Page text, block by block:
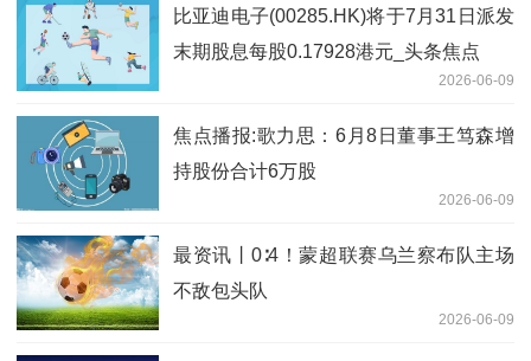
比亚迪电子(00285.HK)将于7月31日派发
末期股息每股0.17928港元_头条焦点
2026-06-09
焦点播报:歌力思：6月8日董事王笃森增
持股份合计6万股
2026-06-09
最资讯丨0∶4！蒙超联赛乌兰察布队主场
不敌包头队
2026-06-09